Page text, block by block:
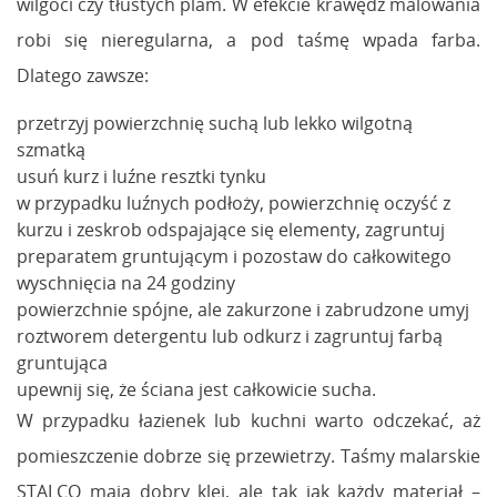
robi się nieregularna, a pod taśmę wpada farba.
Dlatego zawsze:
przetrzyj powierzchnię suchą lub lekko wilgotną
szmatką
usuń kurz i luźne resztki tynku
w przypadku luźnych podłoży, powierzchnię oczyść z
kurzu i zeskrob odspajające się elementy, zagruntuj
preparatem gruntującym i pozostaw do całkowitego
wyschnięcia na 24 godziny
powierzchnie spójne, ale zakurzone i zabrudzone umyj
roztworem detergentu lub odkurz i zagruntuj farbą
gruntująca
upewnij się, że ściana jest całkowicie sucha.
W przypadku łazienek lub kuchni warto odczekać, aż
pomieszczenie dobrze się przewietrzy. Taśmy malarskie
STALCO mają dobry klej, ale tak jak każdy materiał –